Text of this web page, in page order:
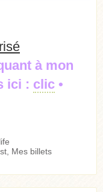
à mon
ici : clic•
, Mes billets